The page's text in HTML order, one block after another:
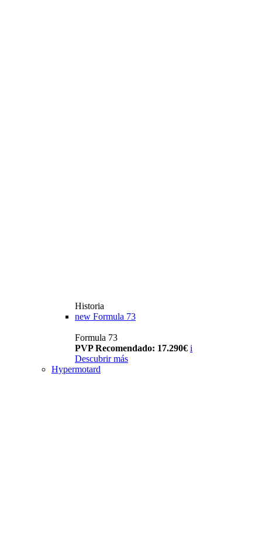
Historia
new Formula 73
Formula 73
PVP Recomendado: 17.290€ i
Descubrir más
Hypermotard